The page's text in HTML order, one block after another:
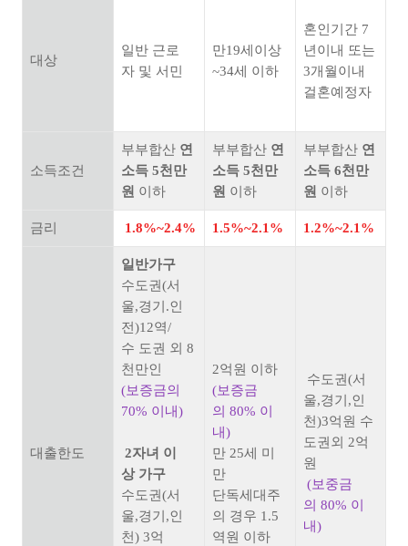
대상
일반 근로
자 및 서민
만19세이상
~34세 이하
혼인기간 7
년이내 또는
3개월이내
걸혼예정자
소득조건
부부합산 연
소득 5천만
원 이하
부부합산 연
소득 5천만
원 이하
부부합산 연
소득 6천만
원 이하
금리 1.8%~2.4% 1.5%~2.1% 1.2%~2.1%
대출한도
일반가구
수도권(서
울,경기.인
전)12역/
수 도권 외 8
천만인
(보증금의
70% 이내)
2자녀 이
상 가구
수도권(서
울,경기,인
천) 3억
2억원 이하
(보증금
의 80% 이
내)
만 25세 미
만
단독세대주
의 경우 1.5
역원 이하
수도권(서
울,경기,인
천)3억원 수
도권외 2억
원
(보중금
의 80% 이
내)